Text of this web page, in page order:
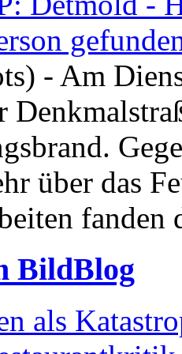
- Am
über das
fanden
BildBlog
als